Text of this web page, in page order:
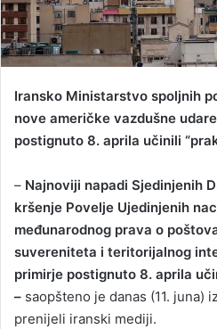
Iransko Ministarstvo spoljnih
nove američke vazdušne
postignuto 8. aprila učinili
– Najnoviji napadi Sjedinjenih
kršenje Povelje Ujedinjenih
međunarodnog prava o
suvereniteta i teritorijalnog
primirje postignuto 8. aprila
– saopšteno je danas (11. juna)
prenijeli iranski mediji.